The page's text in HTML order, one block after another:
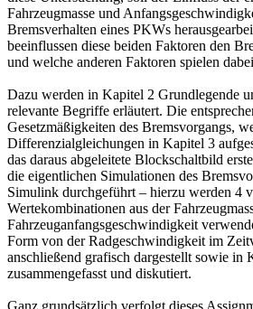
Fahrzeugmasse und
Bremsverhalten eines PKWs
beeinflussen diese beiden Faktoren den
und welche anderen Faktoren spielen
Dazu werden in Kapitel 2 Grundlegende
relevante Begriffe erläutert. Die
Gesetzmäßigkeiten des Bremsvorgangs,
Differenzialgleichungen in Kapitel 3
das daraus abgeleitete Blockschaltbild
die eigentlichen Simulationen des
Simulink durchgeführt – hierzu werden 4
Wertekombinationen aus der
Fahrzeuganfangsgeschwindigkeit
Form von der Radgeschwindigkeit im
anschließend grafisch dargestellt sowie in
zusammengefasst und diskutiert.
Ganz grundsätzlich verfolgt dieses